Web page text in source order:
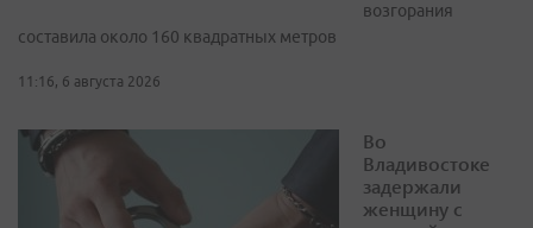
возгорания
составила около 160 квадратных метров
11:16, 6 августа 2026
Во
Владивостоке
задержали
женщину с